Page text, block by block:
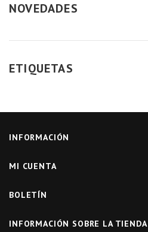
NOVEDADES
ETIQUETAS
INFORMACIÓN
MI CUENTA
BOLETÍN
INFORMACIÓN SOBRE LA TIENDA